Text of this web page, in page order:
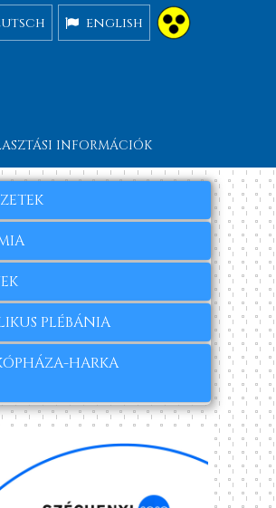
english
INFORMÁCIÓK
PLÉBÁNIA
HARKA